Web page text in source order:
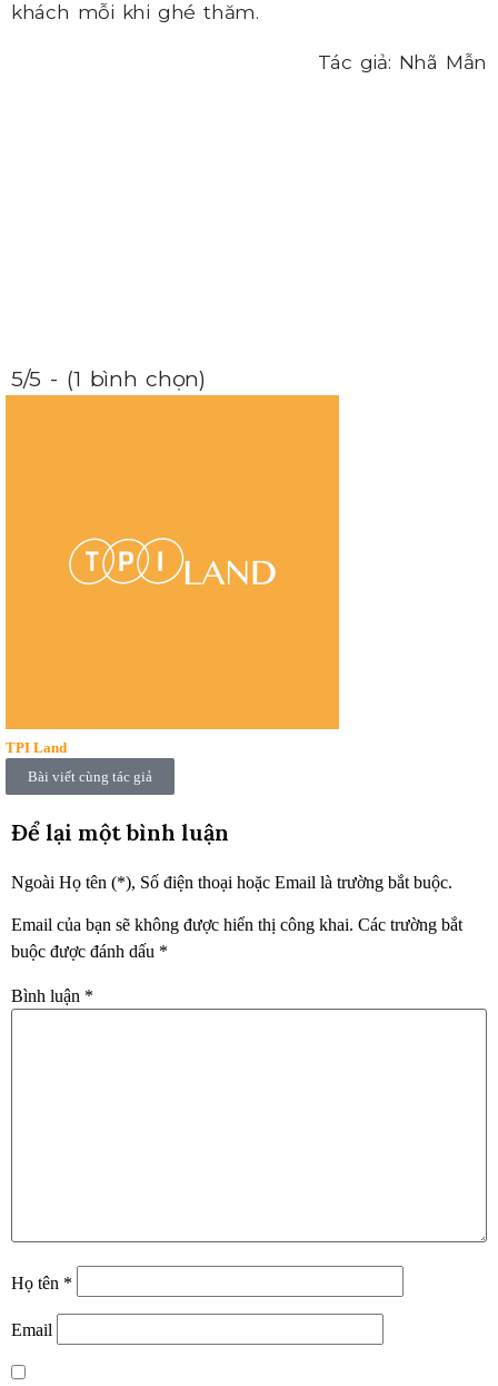
khách mỗi khi ghé thăm.
Tác giả: Nhã Mẫn
5/5 - (1 bình chọn)
TPI Land
Bài viết cùng tác giả
Để lại một bình luận
Ngoài Họ tên (*), Số điện thoại hoặc Email là trường bắt buộc.
Email của bạn sẽ không được hiển thị công khai. Các trường bắt
buộc được đánh dấu *
Bình luận *
Họ tên *
Email